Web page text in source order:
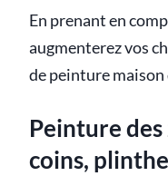
En prenant en
augmenterez vos
de peinture maison
Peinture des
coins,